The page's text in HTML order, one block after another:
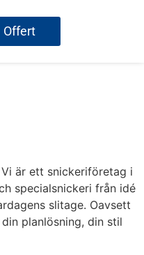
Offert
är ett snickeriföretag i
specialsnickeri från idé
slitage. Oavsett
planlösning, din stil